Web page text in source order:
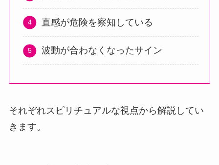
直感が危険を察知している
波動が合わなくなったサイン
それぞれスピリチュアルな視点から解説してい
きます。